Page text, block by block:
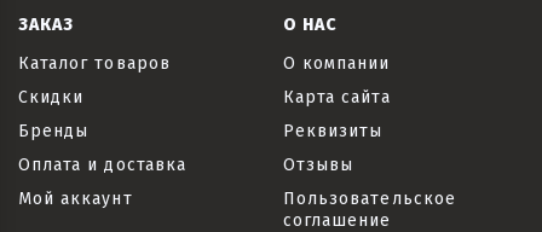
ЗАКАЗ
Каталог товаров
Скидки
Бренды
Оплата и доставка
Мой аккаунт
О НАС
О компании
Карта сайта
Реквизиты
Отзывы
Пользовательское
соглашение